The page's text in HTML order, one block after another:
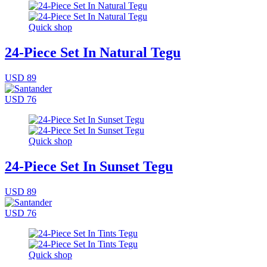
Quick shop
24-Piece Set In Natural Tegu
USD 89
USD 76
Quick shop
24-Piece Set In Sunset Tegu
USD 89
USD 76
Quick shop